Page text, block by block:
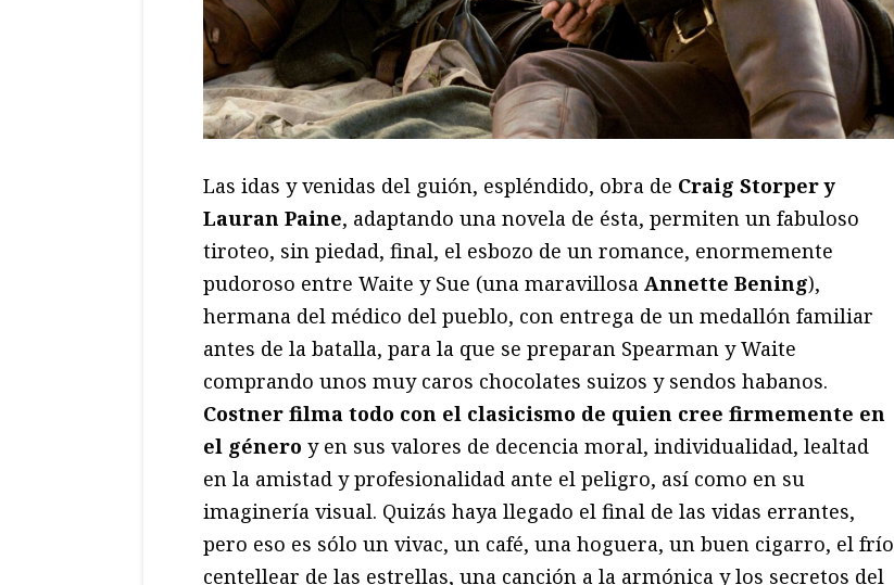
Las idas y venidas del guión, espléndido, obra de Craig Storper y
Lauran Paine, adaptando una novela de ésta, permiten un fabuloso
tiroteo, sin piedad, final, el esbozo de un romance, enormemente
pudoroso entre Waite y Sue (una maravillosa Annette Bening),
hermana del médico del pueblo, con entrega de un medallón familiar
antes de la batalla, para la que se preparan Spearman y Waite
comprando unos muy caros chocolates suizos y sendos habanos.
Costner filma todo con el clasicismo de quien cree firmemente en
el género y en sus valores de decencia moral, individualidad, lealtad
en la amistad y profesionalidad ante el peligro, así como en su
imaginería visual. Quizás haya llegado el final de las vidas errantes,
pero eso es sólo un vivac, un café, una hoguera, un buen cigarro, el frío
centellear de las estrellas, una canción a la armónica y los secretos del